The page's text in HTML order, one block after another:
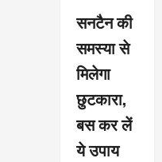
सनटैन की
समस्या से
मिलेगा
छुटकारा,
बस कर लें
ये उपाय